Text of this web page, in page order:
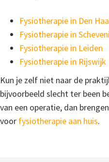
Fysiotherapie in Den
Fysiotherapie in
Fysiotherapie in Leiden
Fysiotherapie in Rijswijk
Kun je zelf niet naar de
bijvoorbeeld slecht ter been
van een operatie, dan
voor fysiotherapie aan huis.